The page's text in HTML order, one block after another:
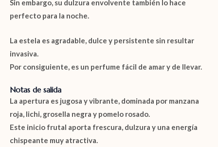
Sin embargo, su dulzura envolvente también lo hace
perfecto para la noche.
La estela es agradable, dulce y persistente sin resultar
invasiva.
Por consiguiente, es un perfume fácil de amar y de llevar.
Notas de salida
La apertura es jugosa y vibrante, dominada por manzana
roja, lichi, grosella negra y pomelo rosado.
Este inicio frutal aporta frescura, dulzura y una energía
chispeante muy atractiva.